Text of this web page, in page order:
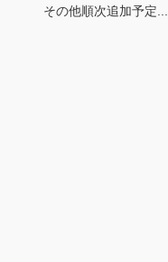
その他順次追加予定...